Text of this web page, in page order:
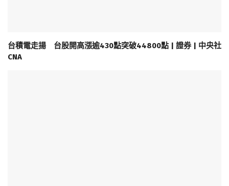
台積電走揚 台股開高漲逾430點突破44800點 | 證券 | 中央社
CNA